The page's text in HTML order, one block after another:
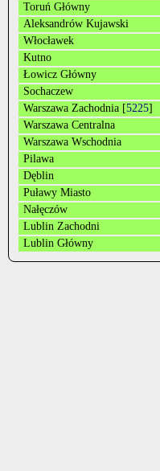
Toruń Główny
Aleksandrów Kujawski
Włocławek
Kutno
Łowicz Główny
Sochaczew
Warszawa Zachodnia [5225]
Warszawa Centralna
Warszawa Wschodnia
Pilawa
Dęblin
Puławy Miasto
Nałęczów
Lublin Zachodni
Lublin Główny